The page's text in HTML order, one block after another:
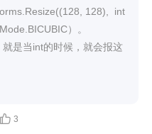
的源代码中也没有相关
128),  int
）。
是当int的时候，就会报这
 3